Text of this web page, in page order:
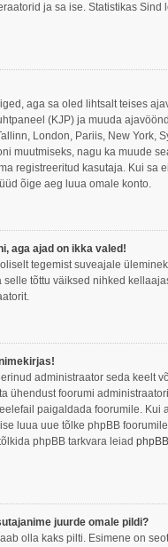
ja sa ise. Statistikas Sind
aga sa oled lihtsalt teises
(KJP) ja muuda
London, Pariis, New York,
muutmiseks, nagu ka muude
registreeritud kasutaja. Kui sa
õige aeg luua omale konto.
aga ajad on ikka valed!
tegemist suveajale
selle tõttu väiksed nihked
administraator seda keelt
ühendust foorumi
paigaldada foorumile. Kui
luua uue tõlke phpBB
phpBB tarkvara leiad phpBB
juurde omale pildi?
olla kaks pilti. Esimene on